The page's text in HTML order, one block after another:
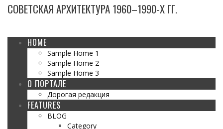
СОВЕТСКАЯ АРХИТЕКТУРА 1960–1990-Х ГГ.
HOME
Sample Home 1
Sample Home 2
Sample Home 3
О ПОРТАЛЕ
Дорогая редакция
FEATURES
BLOG
Category